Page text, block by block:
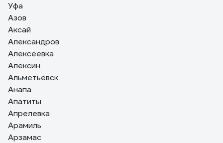
Уфа
Азов
Аксай
Александров
Алексеевка
Алексин
Альметьевск
Анапа
Апатиты
Апрелевка
Арамиль
Арзамас